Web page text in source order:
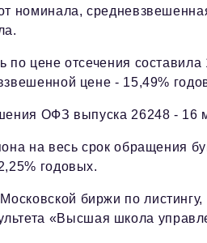
номинала,
по цене отсечения составила
цене - 15,49%
ОФЗ выпуска 26248 - 16
на весь срок обращения
годовых.
биржи по
«Высшая школа